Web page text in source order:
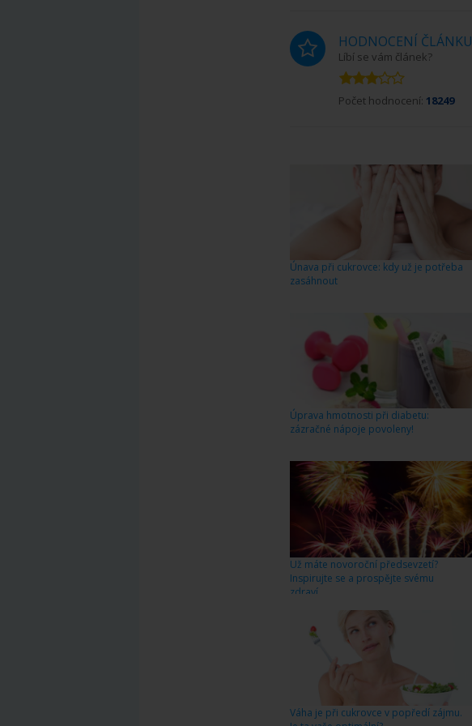
HODNOCENÍ ČLÁNKU
Líbí se vám článek?
Počet hodnocení: 18249
Únava při cukrovce: kdy už je potřeba
zasáhnout
Úprava hmotnosti při diabetu:
zázračné nápoje povoleny!
Už máte novoroční předsevzetí?
Inspirujte se a prospějte svému
zdraví
Váha je při cukrovce v popředí zájmu.